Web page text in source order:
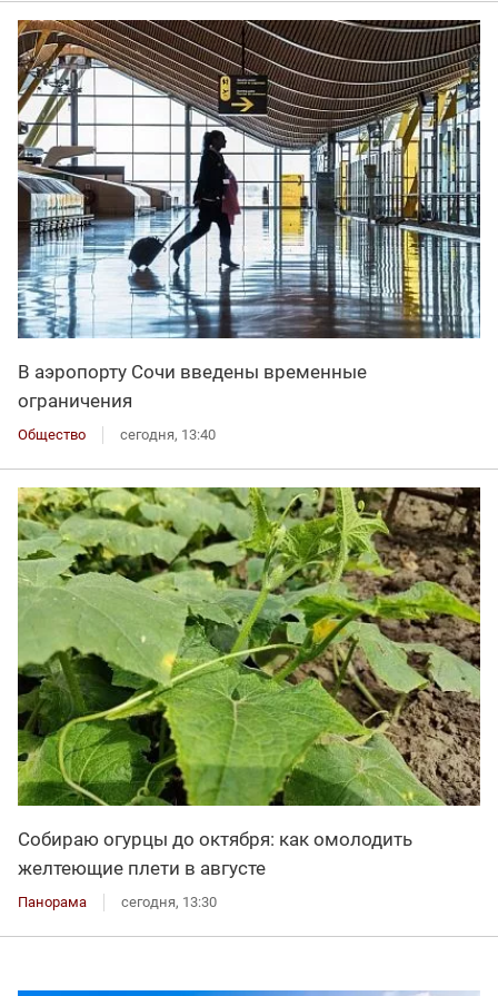
В аэропорту Сочи введены временные
ограничения
Общество сегодня, 13:40
Собираю огурцы до октября: как омолодить
желтеющие плети в августе
Панорама сегодня, 13:30